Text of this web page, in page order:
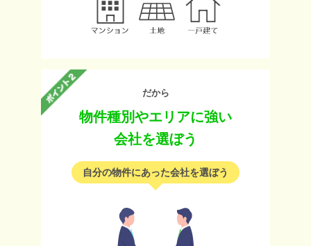
だから
物件種別やエリアに強い
会社を選ぼう
自分の物件にあった会社を選ぼう